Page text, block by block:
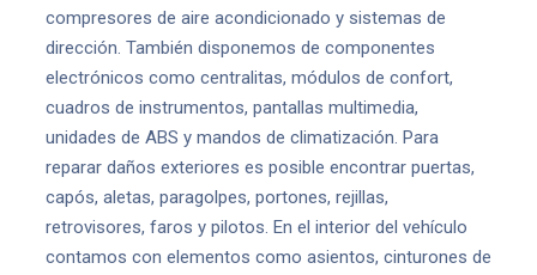
compresores de aire acondicionado y sistemas de
dirección. También disponemos de componentes
electrónicos como centralitas, módulos de confort,
cuadros de instrumentos, pantallas multimedia,
unidades de ABS y mandos de climatización. Para
reparar daños exteriores es posible encontrar puertas,
capós, aletas, paragolpes, portones, rejillas,
retrovisores, faros y pilotos. En el interior del vehículo
contamos con elementos como asientos, cinturones de